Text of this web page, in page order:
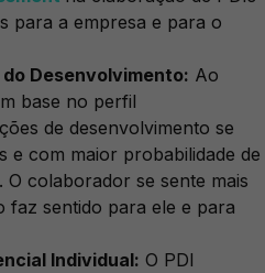
para a empresa e para o
Desenvolvimento: Ao
base no perfil
de desenvolvimento se
e com maior probabilidade de
colaborador se sente mais
faz sentido para ele e para
Individual: O PDI